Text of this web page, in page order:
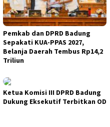
Pemkab dan DPRD Badung
Sepakati KUA-PPAS 2027,
Belanja Daerah Tembus Rp14,2
Triliun
Ketua Komisi III DPRD Badung
Dukung Eksekutif Terbitkan OD